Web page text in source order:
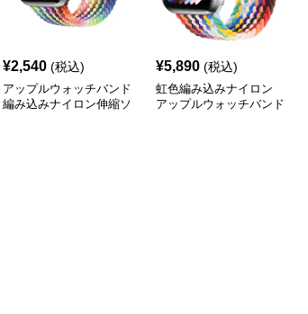
¥2,540 (税込)
アップルウォッチバンド
編み込みナイロン伸縮ソ
¥5,890 (税込)
虹色編み込みナイロン
アップルウォッチバンド